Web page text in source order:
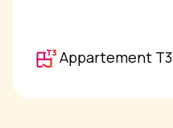
Appartement T3